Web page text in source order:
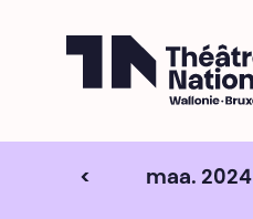
< maa. 2024